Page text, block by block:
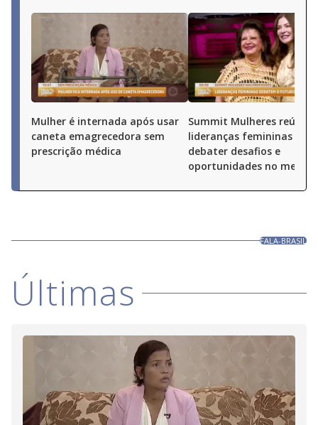
Mulher é internada após usar
caneta emagrecedora sem
prescrição médica
Summit Mulheres reúne
lideranças femininas para
debater desafios e
oportunidades no
FALA-BRASIL
Últimas